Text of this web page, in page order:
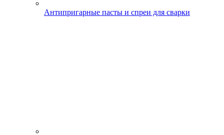
Антипригарные пасты и спреи для сварки